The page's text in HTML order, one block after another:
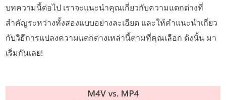
บทความนี้ต่อไป เราจะแนะนำคุณเกี่ยวกับความแตกต่างที่
สำคัญระหว่างทั้งสองแบบอย่างละเอียด และให้คำแนะนำเกี่ยว
กับวิธีการแปลงความแตกต่างเหล่านี้ตามที่คุณเลือก ดังนั้น มา
เริ่มกันเลย!